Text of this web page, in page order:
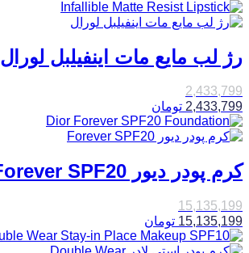
رژ لب مایع مات اینفیلبل لورال
2,433,799
2,433,799 تومان
کرم پودر دیور Forever SPF20
15,135,199
15,135,199 تومان